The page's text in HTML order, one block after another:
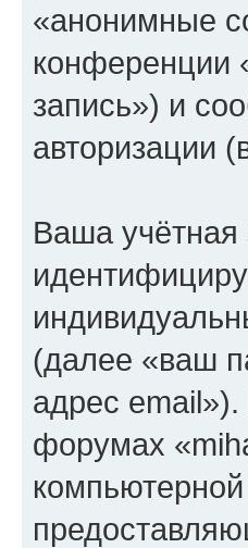
«анонимные
конференции
запись») и
авторизации
Ваша учётная
(далее «ваш
адрес
форумах